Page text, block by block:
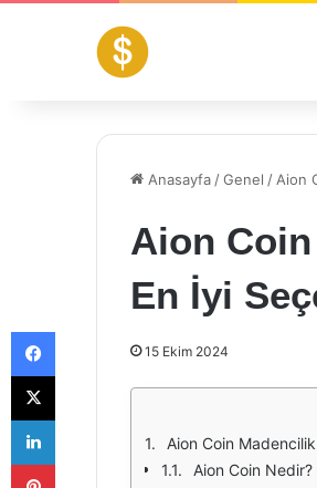
Anasayfa /Genel / Aion
Aion
En İyi
15 Ekim 2024
Aion Coin
Aion Coin Nedir?
Facebook
X
LinkedIn
Pinterest